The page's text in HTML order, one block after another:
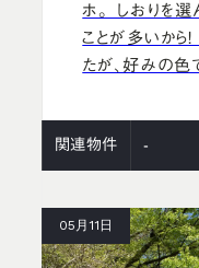
ホ。 しおりを選
ことが多いから
たが、好みの
関連物件 -
05月11日